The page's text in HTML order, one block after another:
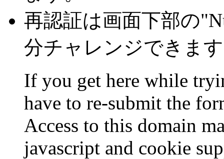
再認証は画面下部の
分チャレンジできま
If you get here while
have to re-submit the
Access to this domain
javascript and cookie